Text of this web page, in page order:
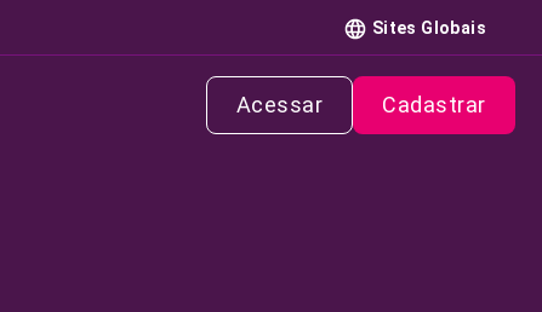
Sites Globais
Acessar Cadastrar